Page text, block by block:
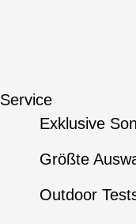
Service
Exklusive
Größte
Outdoor